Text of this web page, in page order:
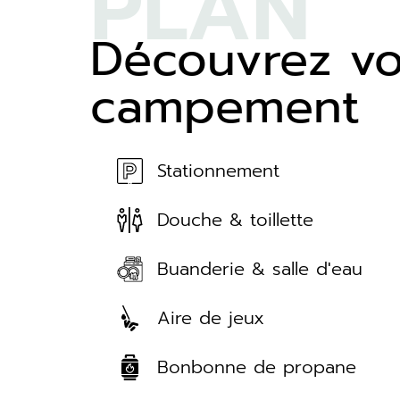
Découvrez
campement
Stationnement
Douche & toillette
Buanderie & salle d'eau
Aire de jeux
Bonbonne de propane